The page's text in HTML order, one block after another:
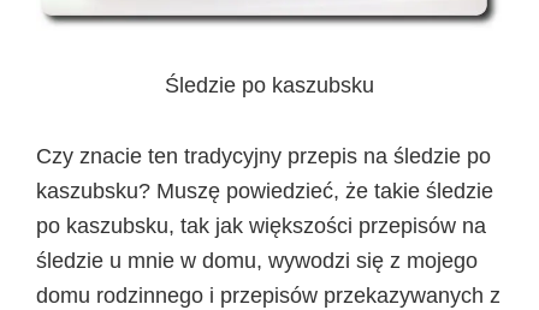
Śledzie po kaszubsku
Czy znacie ten tradycyjny przepis na śledzie po
kaszubsku? Muszę powiedzieć, że takie śledzie
po kaszubsku, tak jak większości przepisów na
śledzie u mnie w domu, wywodzi się z mojego
domu rodzinnego i przepisów przekazywanych z